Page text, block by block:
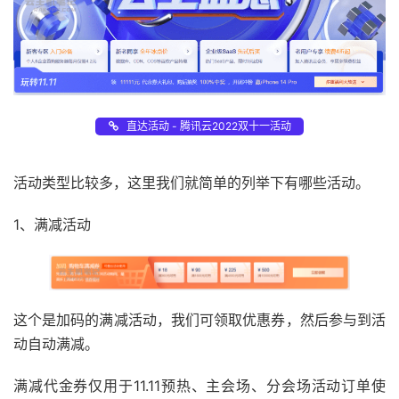
直达活动 - 腾讯云2022双十一活动
活动类型比较多，这里我们就简单的列举下有哪些活动。
1、满减活动
这个是加码的满减活动，我们可领取优惠券，然后参与到活
动自动满减。
满减代金券仅用于11.11预热、主会场、分会场活动订单使